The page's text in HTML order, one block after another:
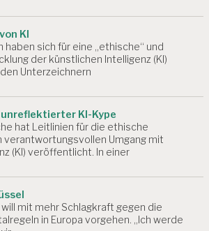
KI
haben sich für eine „ethische“ und
der künstlichen Intelligenz (KI)
Unterzeichnern
KI-Kype
hat Leitlinien für die ethische
verantwortungsvollen Umgang mit
(KI) veröffentlicht. In einer
mit mehr Schlagkraft gegen die
in Europa vorgehen. „Ich werde